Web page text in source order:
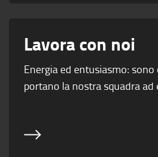
Lavora con noi
Energia ed entusiasmo: sono
portano la nostra squadra ad